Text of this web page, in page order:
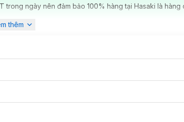
trong ngày nên đảm bảo 100% hàng tại Hasaki là hàng
thêm